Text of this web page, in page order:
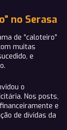
no Serasa
de “caloteiro”
muitas
e
o
Nos posts,
e
de dívidas da